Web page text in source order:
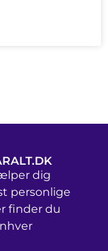
dig
personlige
finder du